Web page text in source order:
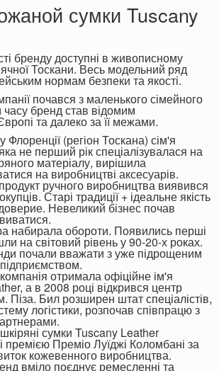
сумки Tuscany
бренду доступні в живописному
Тоскани. Весь модельний ряд
нормам безпеки та якості.
почався з маленького сімейного
бренд став відомим
та далеко за її межами.
Флоренції (регіон Тоскана) сім'я
не перший рік спеціалізувалася на
матеріалу, вирішила
на виробництві аксесуарів.
продукт ручного виробництва виявився
Старі традиції + ідеальне якість
Невеликий бізнес почав
набирала обороти. Появились перші
на світовий рівень у 90-20-х роках.
почали вважати з уже підрощеним
отримала офіційне ім'я
а в 2008 році відкрився центр
Піза. Бил розширен штат спеціалістів,
логістики, розпочав співпрацю з
сумки Tuscany Leather
премією Преміо Луїджі Коломбані за
кожевенного виробництва.
вміло поєднує ремесленні та